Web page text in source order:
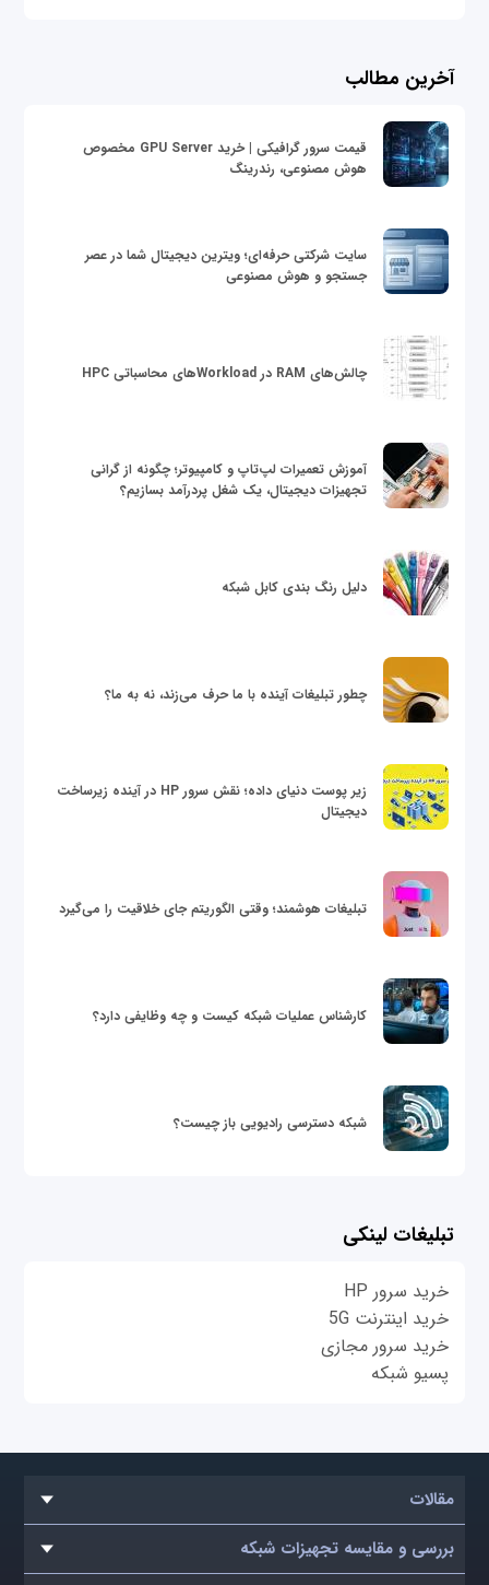
آخرین مطالب
قیمت سرور گرافیکی | خرید GPU Server مخصوص
هوش مصنوعی، رندرینگ
سایت شرکتی حرفه‌ای؛ ویترین دیجیتال شما در عصر
جستجو و هوش مصنوعی
چالش‌های RAM در Workloadهای محاسباتی HPC
آموزش تعمیرات لپ‌تاپ و کامپیوتر؛ چگونه از گرانی
تجهیزات دیجیتال، یک شغل پردرآمد بسازیم؟
دلیل رنگ بندی کابل شبکه
چطور تبلیغات آینده با ما حرف می‌زند، نه به ما؟
زیر پوست دنیای داده؛ نقش سرور HP در آینده زیرساخت
دیجیتال
تبلیغات هوشمند؛ وقتی الگوریتم جای خلاقیت را می‌گیرد
کارشناس عملیات شبکه کیست و چه وظایفی دارد؟
شبکه دسترسی رادیویی باز چیست؟
تبلیغات لینکی
خرید سرور HP
خرید اینترنت 5G
خرید سرور مجازی
پسیو شبکه
مقالات
بررسی و مقایسه تجهیزات شبکه